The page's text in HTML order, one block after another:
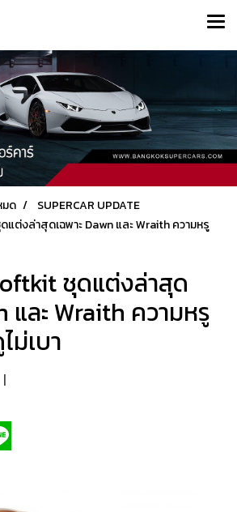
มด
SUPERCAR UPDATE
ต่งล่าสุดเฉพาะ Dawn และ Wraith ความหรู
ชุดแต่งล่าสุด
และ Wraith ความหรู
ม่เบา
|